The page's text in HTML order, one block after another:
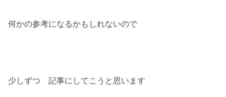
何かの参考になるかもしれないので
少しずつ 記事にしてこうと思います